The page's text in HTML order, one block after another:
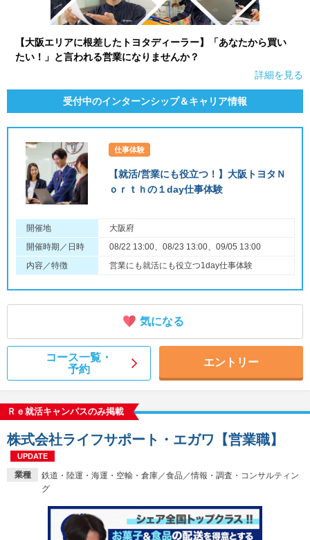
就活ニュースペーパー
就活時事ニュースを更新
よくある質問
不明点があればこちら
【大阪エリアに根差したトヨタディーラー】「あなたから買い
たい！」と言われる営業になりませんか？
詳細を見る
受付中のインターンシップ＆キャリア情報
仕事体験
【就活/営業にも役立つ！】大阪トヨタＮ
ｏｒｔｈの１day仕事体験
開催地
大阪府
開催時期／日時
08/22 13:00、08/23 13:00、09/05 13:00
内容／特徴
営業にも就活にも役立つ1day仕事体験
気になる
コース一覧・
予約
エントリー
Ｒｅ就活キャンパスのみ掲載
業種
鉄道・陸運・海運・空輸・倉庫／食品／情報・調査・コンサルティン
グ
株式会社ライフサポート・エガワ【営業職】
UPDATE